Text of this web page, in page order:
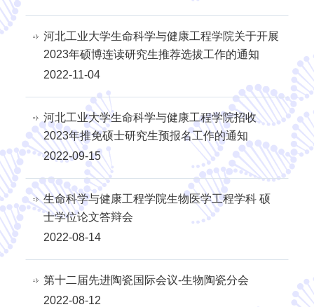
河北工业大学生命科学与健康工程学院关于开展
2023年硕博连读研究生推荐选拔工作的通知
2022-11-04
河北工业大学生命科学与健康工程学院招收
2023年推免硕士研究生预报名工作的通知
2022-09-15
生命科学与健康工程学院生物医学工程学科 硕
士学位论文答辩会
2022-08-14
第十二届先进陶瓷国际会议-生物陶瓷分会
2022-08-12